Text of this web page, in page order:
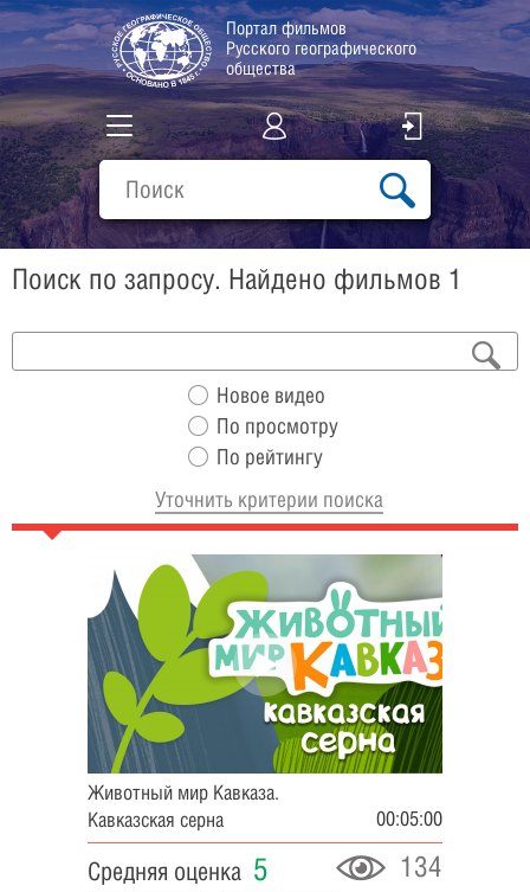
Портал фильмов
Русского географического
общества
Все фильмы
Подборки
О проекте
Поиск по запросу. Найдено фильмов 1
Новое видео
По просмотру
По рейтингу
Уточнить критерии поиска
Животный мир Кавказа.
Кавказская серна
00:05:00
Средняя оценка 5 134